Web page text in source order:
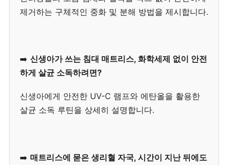
제거하는 구체적인 중화 및 분해 방법을 제시합니다.
➡️ 신생아가 쓰는 침대 매트리스, 화학세제 없이 안전
하게 살균 소독하려면?
신생아에게 안전한 UV-C 램프와 에탄올을 활용한
살균 소독 루틴을 상세히 설명합니다.
➡️ 매트리스에 묻은 생리혈 자국, 시간이 지난 뒤에도